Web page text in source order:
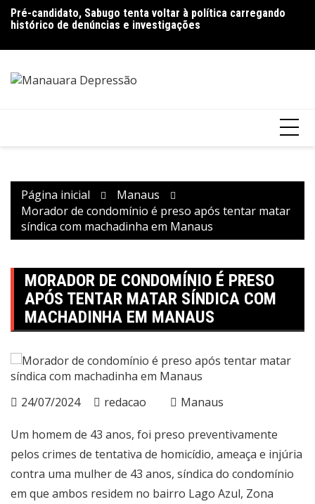
para
conteúdo
Pré-candidato, Sabugo tenta voltar à política carregando
histórico de denúncias e investigações
Bolsonaro pede ao STF para receber os filhos no Dia dos
Pais
Página inicial
Manaus
Morador de condomínio é preso após tentar matar
síndica com machadinha em Manaus
MORADOR DE CONDOMÍNIO É PRESO
APÓS TENTAR MATAR SÍNDICA COM
MACHADINHA EM MANAUS
24/07/2024 redacao Manaus
Um homem de 43 anos, foi preso preventivamente
pelos crimes de tentativa de homicídio, ameaça e injúria
contra uma mulher de 43 anos, síndica do condomínio
em que ambos residem no bairro Lago Azul, Zona